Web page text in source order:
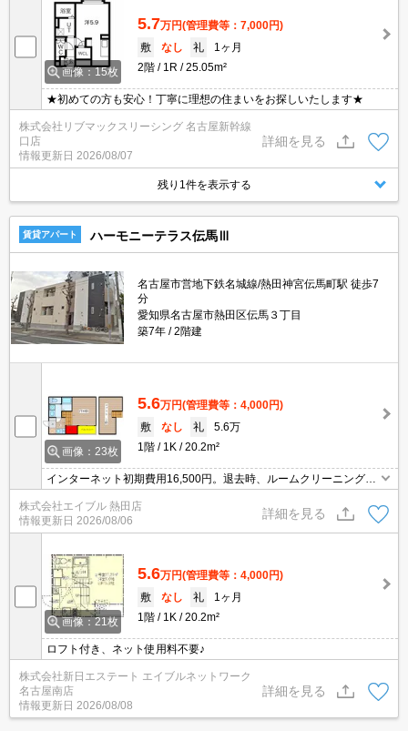
画像：15枚
5.7万円(管理費等：7,000円)
敷
なし 礼
1ヶ月
2階
1R 25.05m²
★初めての方も安心！丁寧に理想の住まいをお探しいたします★
株式会社リブマックスリーシング 名古屋新幹線
口店
情報更新日 2026/08/07
詳細を見る
残り1件を表示する
賃貸アパート ハーモニーテラス伝馬Ⅲ
名古屋市営地下鉄名城線/熱田神宮伝馬町駅 徒歩7
分
愛知県名古屋市熱田区伝馬３丁目
築7年
2階建
画像：23枚
5.6万円(管理費等：4,000円)
敷
なし 礼
5.6万
1階
1K 20.2m²
インターネット初期費用16,500円。退去時、ルームクリーニング料
金38,500円。退去時、エアコン洗浄代11,000円。違約金(12ヶ月未
満 家賃2ヶ月、24ヶ月未満 家賃1ヶ月)。
株式会社エイブル 熱田店
情報更新日 2026/08/06
詳細を見る
画像：21枚
5.6万円(管理費等：4,000円)
敷
なし 礼
1ヶ月
1階
1K 20.2m²
ロフト付き、ネット使用料不要♪
株式会社新日エステート エイブルネットワーク
名古屋南店
情報更新日 2026/08/08
詳細を見る